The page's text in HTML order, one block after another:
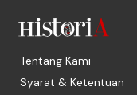
Tentang Kami
Syarat & Ketentuan